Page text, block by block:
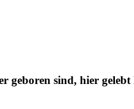
geboren sind, hier